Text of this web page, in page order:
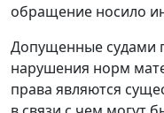
обращение носило
Допущенные судами
нарушения норм
права являются